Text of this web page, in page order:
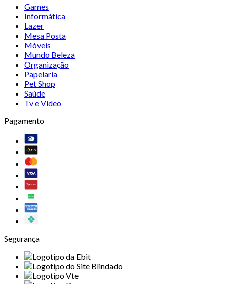
Games
Informática
Lazer
Mesa Posta
Móveis
Mundo Beleza
Organização
Papelaria
Pet Shop
Saúde
Tv e Vídeo
Pagamento
Segurança